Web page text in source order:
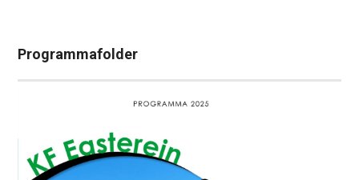
Programmafolder